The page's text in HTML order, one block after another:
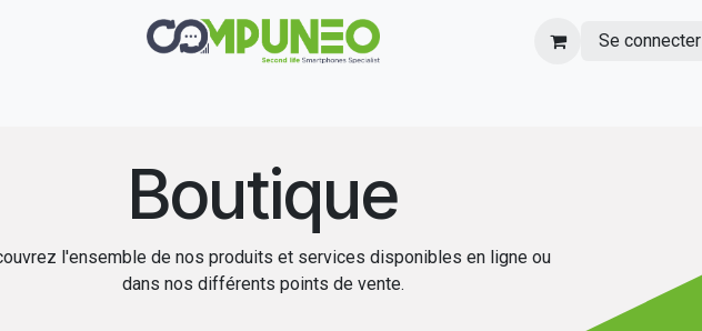
Se connecter
Boutique
l'ensemble de nos produits et services disponibles en ligne ou
dans nos différents points de vente.